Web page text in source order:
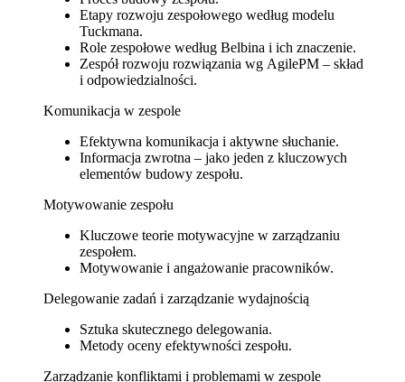
Etapy rozwoju zespołowego według modelu
Tuckmana.
Role zespołowe według Belbina i ich znaczenie.
Zespół rozwoju rozwiązania wg AgilePM – skład
i odpowiedzialności.
Komunikacja w zespole
Efektywna komunikacja i aktywne słuchanie.
Informacja zwrotna – jako jeden z kluczowych
elementów budowy zespołu.
Motywowanie zespołu
Kluczowe teorie motywacyjne w zarządzaniu
zespołem.
Motywowanie i angażowanie pracowników.
Delegowanie zadań i zarządzanie wydajnością
Sztuka skutecznego delegowania.
Metody oceny efektywności zespołu.
Zarządzanie konfliktami i problemami w zespole